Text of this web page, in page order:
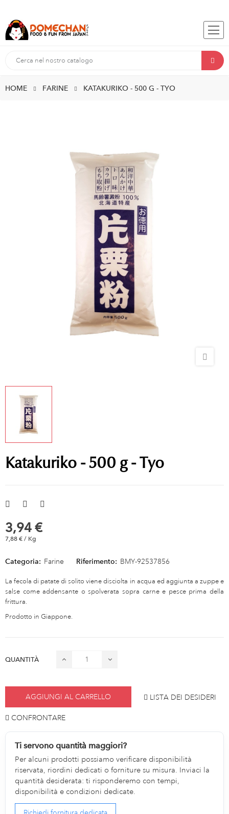
HOME FARINE KATAKURIKO - 500 G - TYO
Katakuriko - 500 g - Tyo
3,94 €
7,88 € / Kg
Categoria: Farine Riferimento: BMY-92537856
La fecola di patate di solito viene disciolta in acqua ed aggiunta a zuppe e
salse come addensante o spolverata sopra carne e pesce prima della
frittura.
Prodotto in Giappone.
QUANTITÀ
AGGIUNGI AL CARRELLO LISTA DEI DESIDERI
CONFRONTARE
Ti servono quantità maggiori?
Per alcuni prodotti possiamo verificare disponibilità
riservata, riordini dedicati o forniture su misura. Inviaci la
quantità desiderata: ti risponderemo con tempi,
disponibilità e condizioni dedicate.